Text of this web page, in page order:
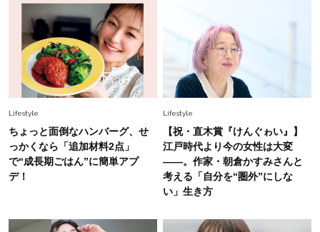
Fashion 2026.7.2
【40代夏コーデ】猛暑でも快適＆上品に！体型
カバーも叶う厳選アイテム〈13選〉
Lifestyle
ちょっと面倒なハンバーグ、せ
っかくなら「追加材料2点」
で“成長期ごはん”に簡単アプ
デ！
Lifestyle
【祝・直木賞『けんぐゎい』】
江戸時代より今の女性は大変
――。作家・朝倉かすみさんと
考える「自分を“圏外”にしな
い」生き方